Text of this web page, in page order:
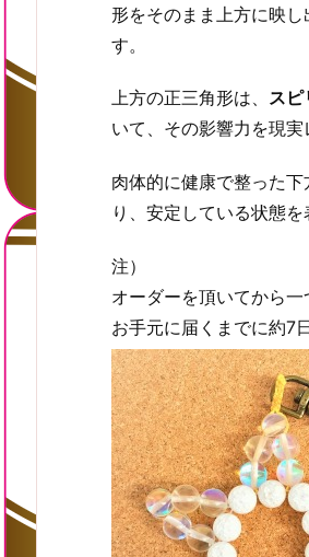
形をそのまま上方に映し
す。
上方の正三角形は、 スピ
いて、その影響力を現実
肉体的に健康で整った
り、安定している状態を
注）
オーダーを頂いてから一
お手元に届くまでに約7